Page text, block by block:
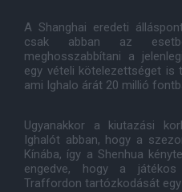
A Shanghai eredeti
csak abban az
meghosszabbítani a
egy vételi kötelezettséget is
ami Ighalo árát 20 millió
Ugyanakkor a kiutazási
Ighalót abban, hogy a
Kínába, így a Shenhua
engedve, hogy a
Traffordon tartózkodását